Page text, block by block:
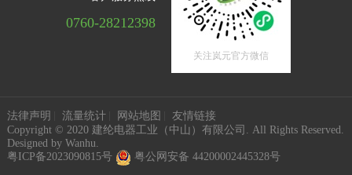
0760-28212398
关注岚元官方微信
法律声明 流量统计 网站地图
友情链接
Copyright © 2020 建纶电器工业（中山）有限公司. All Rights Reserved.
Designed by Wanhu
粤ICP备2023090815号
粤公网安备 44200002445328号